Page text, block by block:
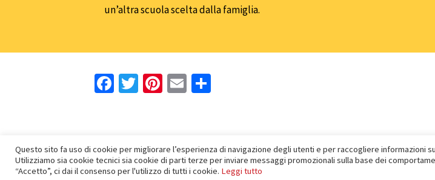
un’altra scuola scelta dalla famiglia.
Facebook
Twitter
Pinterest
Email
Tutti i diritti riservati aIstruzione Cristiana- byThA Web e Design
Questo sito fa uso di cookie per migliorare l’esperienza di navigazione degli utenti e per raccogliere informazioni
Utilizziamo sia cookie tecnici sia cookie di parti terze per inviare messaggi promozionali sulla base dei
“Accetto”, ci dai il consenso per l'utilizzo di tutti i cookie. Leggi tutto